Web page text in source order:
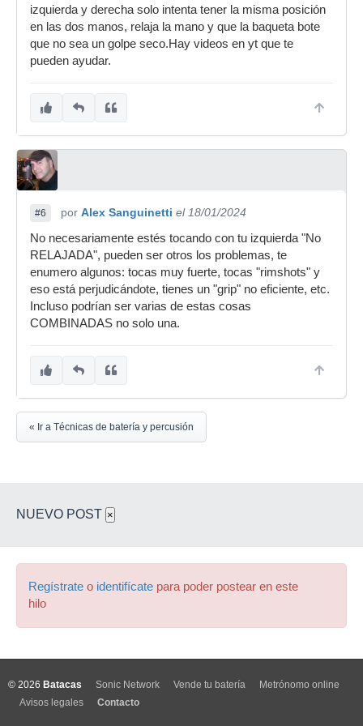
Un saludo.
izquierda y derecha solo intenta tener la misma posición
en las dos manos, relaja la mano y que la baqueta bote
que no sea un golpe seco.Hay videos en yt que te
pueden ayudar.
#6 por Alex Sanguinetti el 18/01/2024
No necesariamente estés tocando con tu izquierda "No
RELAJADA", pueden ser otros los problemas, te
enumero algunos: tocas muy fuerte, tocas "rimshots" y
eso está perjudicándote, tienes un "grip" no eficiente, etc.
Incluso podrían ser varias de estas cosas
COMBINADAS no solo una.
« Ir a Técnicas de batería y percusión
NUEVO POST ×
Regístrate o identifícate para poder postear en este
hilo
© 2026 Batacas Sonic Network Vende tu batería
Metrónomo online
Avisos legales
Contacto